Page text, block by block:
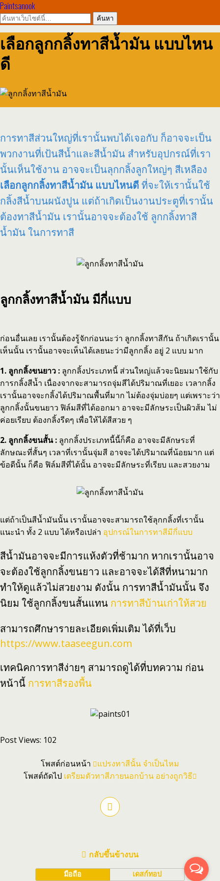
Paintsanook
เลือกลูกกลิ้งทาสีน้ำมัน แบบไหน
ดี
การทาสีส่วนใหญ่ที่เรานั้นพบได้เจอกับ ก็อาจจะเป็น
พวกงานที่เป้นสีน้ำและสีน้ำมัน สำหรับอุปกรณ์ที่เรา
นั้นเห็นใช้งาน อาจจะเป็นลุกกลิ้งลูกใหญ่ๆ สีเหลือง
เลือกลูกกลิ้งทาสีน้ำมัน แบบไหนดีที่จะให้เรานั้นใช้
กลิ้งสีน้ำบนผนังปูน แต่ถ้าเกิดเป็นงานประตูที่เรานั้น
ต้องทาสีน้ำมัน เรานั้นอาจจะต้องใช้ ลูกกลิ้งทาสี
น้ำมัน ในการทาสี
ลูกกลิ้งทาสีน้ำมัน มีกี่แบบ
ก่อนอื่นเลย เรานั้นต้องรู้จักก่อนนะว่า ลูกกลิ้งทาสีกัน ถ้าเกิดเรานั้น
เห็นนั้น เรานั้นอาจจะเห็นได้เลยนะว่ามีลูกกลิ้ง อยู่ 2 แบบ มาก
1. ลูกกลิ้งขนยาว : ลูกกลิ้งประเภทนี้ ส่วนใหญ่แล้วจะนิยมมาใช้กับ
การกลิ้งสีน้ำ เนื่องจากจะสามารถจุ่มสีได้ปริมาณที่เยอะ เวลากลิ้ง
เรานั้นอาจจะกลิ้งได้ปริมาณพื้นที่มาก ไม่ต้องจุ่มบ่อยๆ แต่เพราะว่า
ลูกกลิ้งนั้นขนยาว ฟิล์มสีที่ได้ออกมา อาจจะมีลักษระเป็นผิวส้ม ไม่
ค่อยเรียบ ต้องกลิ้งรีดๆ เพื่อให้ได้สีสวย ๆ
2. ลูกกลิ้งขนสั้น : ลูกกลิ้งประเภทนี้นี้ก็คือ อาจจะมีลักษระที่
ลักษณะที่สั้นๆ เวลาที่เรานั้นจุ่มสี อาจจะได้ปริมาณที่น้อยมาก แต่
ข้อดีนั้น ก็คือ ฟิล์มสีที่ได้นั้น อาจจะมีลักษระที่เรียบ และสวยงาม
แต่ถ้าเป็นสีน้ำมันนั้น เรานั้นอาจจะสามารถใช้ลุกกลิ้งที่เรานั้น
แนะนำ ทั้ง 2 แบบ ได้หรือเปล่า อุปกรณ์ในการทาสีมีกี่แบบ
สีน้ำมันอาจจะมีการแห้งตัวที่ช้ามาก หากเรานั้นอาจ
จะต้องใช้ลูกกลิ้งขนยาว และอาจจะได้สีที่หนามาก
ทำให้ดูแล้วไม่สวยงาม ดังนั้น การทาสีน้ำมันนั้น จึง
นิยม ใช้ลูกกลิ้งขนสั้นแทน การทาสีบ้านเก่าให้สวย
สามารถศึกษารายละเอียดเพิ่มเติม ได้ที่เว็บ
https://www.taaseegun.com
เทคนิคการทาสีง่ายๆ สามารถดูได้ที่บทความ ก่อน
หน้านี้ การทาสีรองพื้น
Post Views: 102
โพสต์ก่อนหน้า
แปรงทาสีนั้น จำเป็นไหม
โพสต์ถัดไป เตรียมตัวทาสีภายนอกบ้าน อย่างถูกวิธี
กลับขึ้นข้างบน
มือถือ เดสก์ทอป